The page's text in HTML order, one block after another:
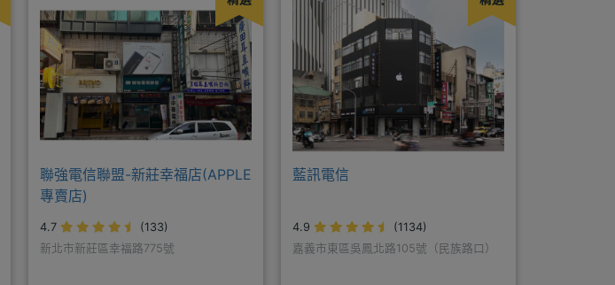
聯強電信聯盟-新莊幸福店(APPLE
專賣店)
4.7
(133)
新北市新莊區幸福路775號
藍訊電信
4.9
(1134)
嘉義市東區吳鳳北路105號（民族路口）